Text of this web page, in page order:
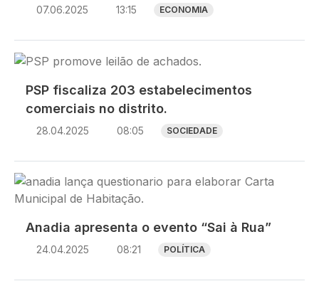
07.06.2025 13:15 ECONOMIA
Imagem
PSP fiscaliza 203 estabelecimentos
comerciais no distrito.
28.04.2025 08:05 SOCIEDADE
Imagem
Anadia apresenta o evento “Sai à Rua”
24.04.2025 08:21 POLÍTICA